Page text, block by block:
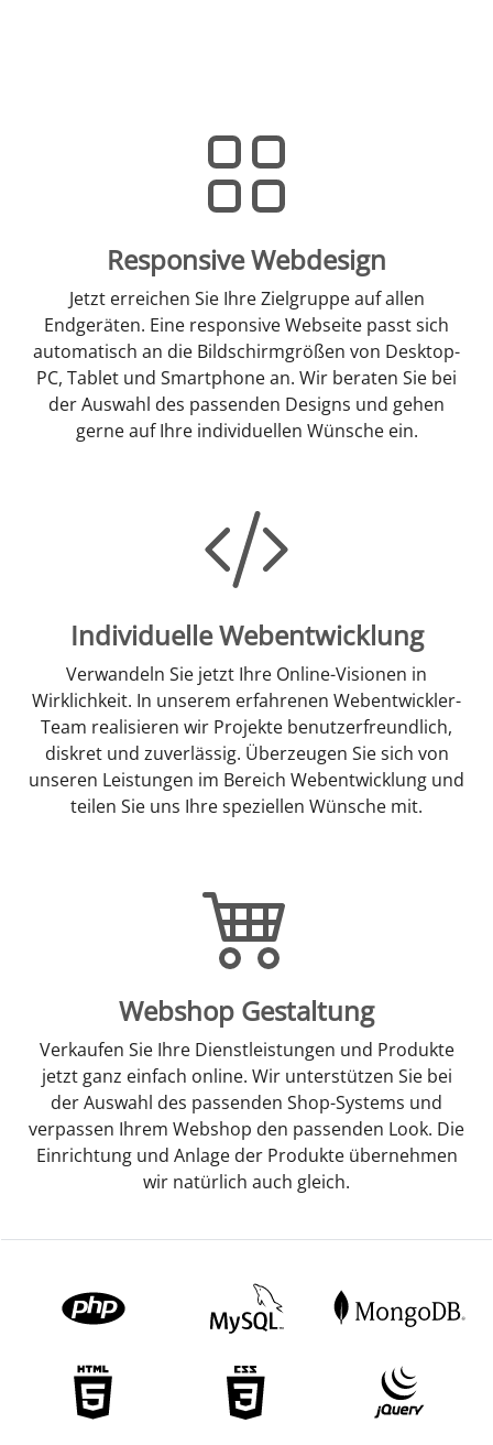
Responsive Webdesign
Jetzt erreichen Sie Ihre Zielgruppe auf allen
Endgeräten. Eine responsive Webseite passt sich
automatisch an die Bildschirmgrößen von Desktop-
PC, Tablet und Smartphone an. Wir beraten Sie bei
der Auswahl des passenden Designs und gehen
gerne auf Ihre individuellen Wünsche ein.
Individuelle Webentwicklung
Verwandeln Sie jetzt Ihre Online-Visionen in
Wirklichkeit. In unserem erfahrenen Webentwickler-
Team realisieren wir Projekte benutzerfreundlich,
diskret und zuverlässig. Überzeugen Sie sich von
unseren Leistungen im Bereich Webentwicklung und
teilen Sie uns Ihre speziellen Wünsche mit.
Webshop Gestaltung
Verkaufen Sie Ihre Dienstleistungen und Produkte
jetzt ganz einfach online. Wir unterstützen Sie bei
der Auswahl des passenden Shop-Systems und
verpassen Ihrem Webshop den passenden Look. Die
Einrichtung und Anlage der Produkte übernehmen
wir natürlich auch gleich.